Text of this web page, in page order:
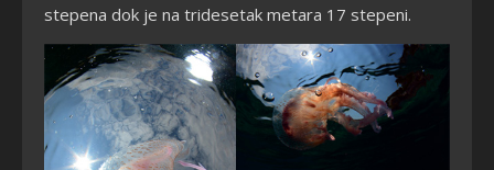
stepena dok je na tridesetak metara 17 stepeni.